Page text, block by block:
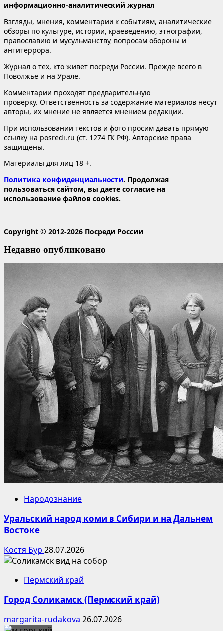
информационно-аналитический журнал
Взгляды, мнения, комментарии к событиям, аналитические
обзоры по культуре, истории, краеведению, этнографии,
православию и мусульманству, вопросам обороны и
антитеррора.
Журнал о тех, кто живет посреди России. Прежде всего в
Поволжье и на Урале.
Комментарии проходят предварительную
проверку. Ответственность за содержание материалов несут
авторы, их мнение не является мнением редакции.
При использовании текстов и фото просим давать прямую
ссылку на posredi.ru (ст. 1274 ГК РФ). Авторские права
защищены.
Материалы для лиц 18 +.
Политика конфиденциальности. Продолжая
пользоваться сайтом, вы даете согласие на
использование файлов cookies.
Copyright © 2012-2026 Посреди России
Недавно опубликовано
Народознание
Уральский народ коми в Сибири и на Дальнем
Востоке
Костя Бур 28.07.2026
Пермский край
Город Соликамск (Пермский край)
margarita-rudakova 26.07.2026